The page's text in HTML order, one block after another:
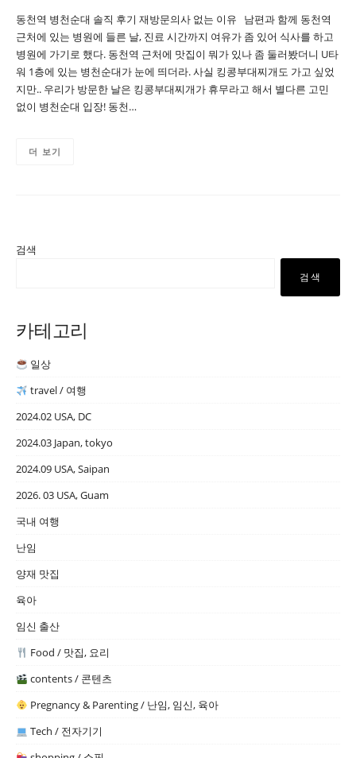
동천역 병천순대 솔직 후기 재방문의사 없는 이유 남편과 함께 동천역
근처에 있는 병원에 들른 날, 진료 시간까지 여유가 좀 있어 식사를 하고
병원에 가기로 했다. 동천역 근처에 맛집이 뭐가 있나 좀 둘러봤더니 U타
워 1층에 있는 병천순대가 눈에 띄더라. 사실 킹콩부대찌개도 가고 싶었
지만.. 우리가 방문한 날은 킹콩부대찌개가 휴무라고 해서 별다른 고민
없이 병천순대 입장! 동천…
더 보기
검색
검색
카테고리
일상
travel / 여행
2024.02 USA, DC
2024.03 Japan, tokyo
2024.09 USA, Saipan
2026. 03 USA, Guam
국내 여행
난임
양재 맛집
육아
임신 출산
Food / 맛집, 요리
contents / 콘텐츠
Pregnancy & Parenting / 난임, 임신, 육아
Tech / 전자기기